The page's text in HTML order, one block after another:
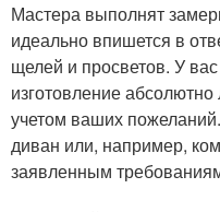
Мастера выполнят
идеально впишется в
щелей и просветов. У
изготовление
учетом ваших
диван или, например,
заявленным